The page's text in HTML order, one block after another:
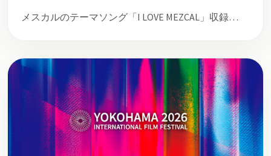
メスカルのテーマソング「I LOVE MEZCAL」収録…